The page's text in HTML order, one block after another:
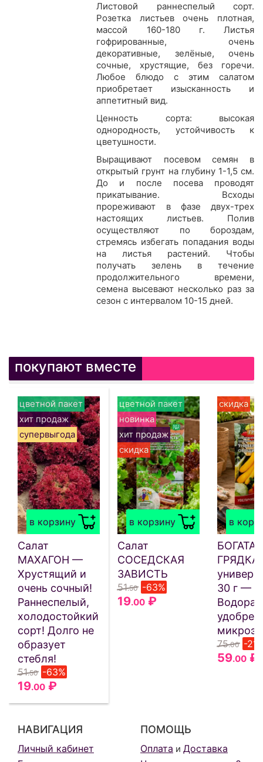
Листовой раннеспелый сорт.
Розетка листьев очень плотная,
массой 160-180 г. Листья
гофрированные, очень
декоративные, зелёные, очень
сочные, хрустящие, без горечи.
Любое блюдо с этим салатом
приобретает изысканность и
аппетитный вид.
Ценность сорта: высокая
однородность, устойчивость к
цветушности.
Выращивают посевом семян в
открытый грунт на глубину 1-1,5 см.
До и после посева проводят
прикатывание. Всходы
прореживают в фазе двух-трех
настоящих листьев. Полив
осуществляют по бороздам,
стремясь избегать попадания воды
на листья растений. Чтобы
получать зелень в течение
продолжительного времени,
семена высевают несколько раз за
сезон с интервалом 10-15 дней.
покупают вместе
в корзину
цветной пакет
хит продаж
супервыгода
Салат
МАХАГОН —
Хрустящий и
очень сочный!
Раннеспелый,
холодостойкий
сорт! Долго не
образует
стебля!
51.50 -63%
19.00 ₽
в корзину
цветной пакет
новинка
хит продаж
скидка
Салат
СОСЕДСКАЯ
ЗАВИСТЬ
51.50 -63%
19.00 ₽
в
скидка
БОГАТАЯ
ГРЯДКА
30 г —
75.00 -
59.00 ₽
НАВИГАЦИЯ
Личный кабинет
ПОМОЩЬ
Оплата и Доставка